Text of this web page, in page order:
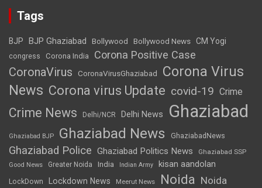
Tags
BJP BJP Ghaziabad Bollywood Bollywood News CM Yogi
congress Corona India Corona Positive Case
CoronaVirus CoronaVirusGhaziabad
Corona Virus
News Corona virus Update covid-19 Crime
Crime News Delhi/NCR Delhi News Ghaziabad
Ghaziabad BJP Ghaziabad News GhaziabadNews
Ghaziabad Police Ghaziabad Politics News Ghaziabad SSP
Good News Greater Noida India Indian Army kisan aandolan
LockDown Lockdown News Meerut News Noida Noida